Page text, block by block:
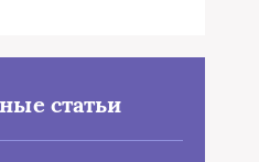
статьи